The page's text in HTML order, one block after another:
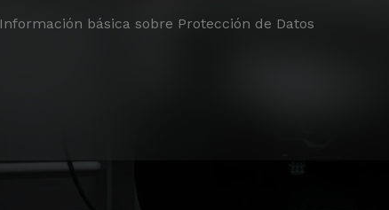
Información básica sobre Protección de Datos